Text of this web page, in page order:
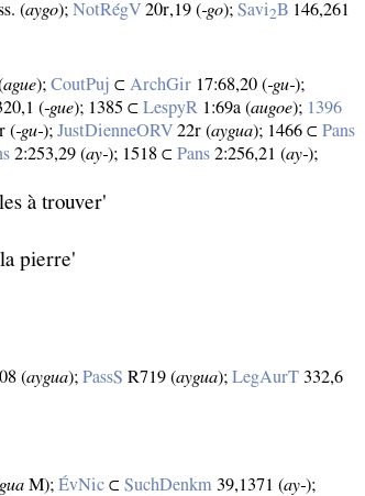
(aygo);NotRégV 20r,19 (‑go);Savi2B 146,261
ague);CoutPuj ⊂ ArchGir 17:68,20 (‑gu‑);
(‑gue); 1385 ⊂LespyR 1:69a (augoe); 1396
(‑gu‑);JustDienneORV 22r (aygua); 1466 ⊂Pans
2:253,29 (ay‑); 1518 ⊂Pans 2:256,21 (ay‑);
à trouver'
pierre'
(aygua);PassS R719 (aygua);LegAurT 332,6
M);ÉvNic ⊂SuchDenkm 39,1371 (ay‑);